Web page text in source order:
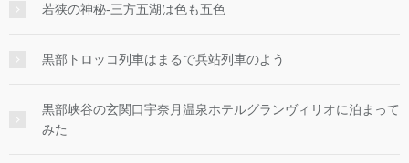
若狭の神秘-三方五湖は色も五色
黒部トロッコ列車はまるで兵站列車のよう
黒部峡谷の玄関口宇奈月温泉ホテルグランヴィリオに泊まって
みた